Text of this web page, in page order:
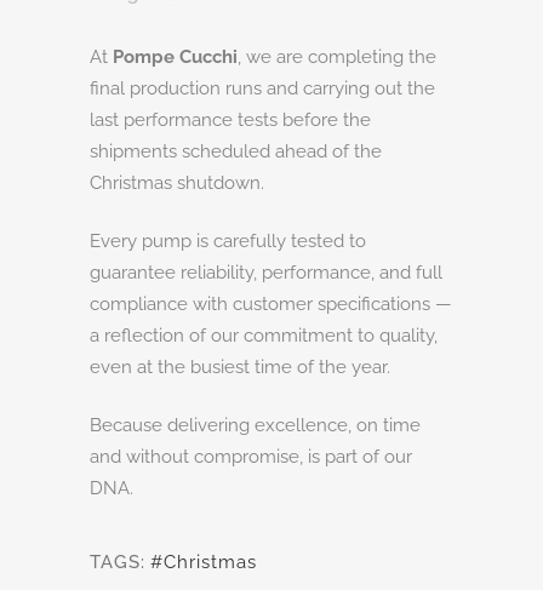
At Pompe Cucchi, we are completing the
final production runs and carrying out the
last performance tests before the
shipments scheduled ahead of the
Christmas shutdown.
Every pump is carefully tested to
guarantee reliability, performance, and full
compliance with customer specifications —
a reflection of our commitment to quality,
even at the busiest time of the year.
Because delivering excellence, on time
and without compromise, is part of our
DNA.
TAGS: #Christmas